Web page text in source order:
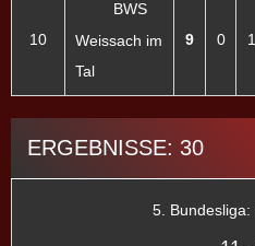
10
BWS
Weissach im
Tal
9 0 1
ERGEBNISSE: 30
5. Bundesliga: